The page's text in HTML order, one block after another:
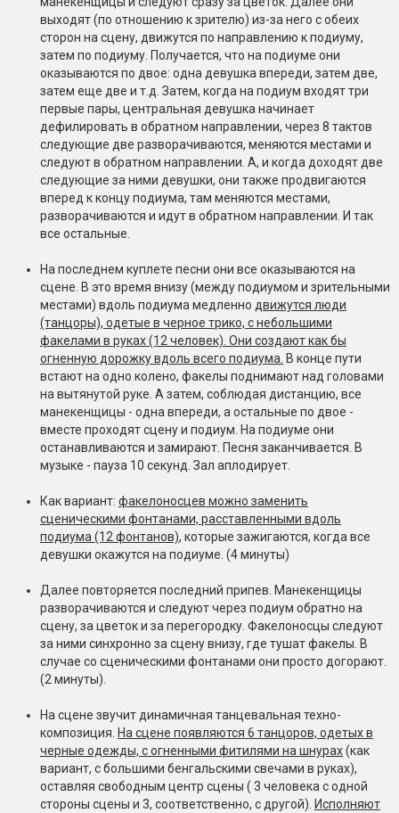
выходят (по отношению к зрителю) из-за него с обеих
сторон на сцену, движутся по направлению к подиуму,
затем по подиуму. Получается, что на подиуме они
оказываются по двое: одна девушка впереди, затем две,
затем еще две и т.д. Затем, когда на подиум входят три
первые пары, центральная девушка начинает
дефилировать в обратном направлении, через 8 тактов
следующие две разворачиваются, меняются местами и
следуют в обратном направлении. А, и когда доходят две
следующие за ними девушки, они также продвигаются
вперед к концу подиума, там меняются местами,
разворачиваются и идут в обратном направлении. И так
все остальные.
На последнем куплете песни они все оказываются на
сцене. В это время внизу (между подиумом и зрительными
местами) вдоль подиума медленно движутся люди
(танцоры), одетые в черное трико, с небольшими
факелами в руках (12 человек). Они создают как бы
огненную дорожку вдоль всего подиума. В конце пути
встают на одно колено, факелы поднимают над головами
на вытянутой руке. А затем, соблюдая дистанцию, все
манекенщицы - одна впереди, а остальные по двое -
вместе проходят сцену и подиум. На подиуме они
останавливаются и замирают. Песня заканчивается. В
музыке - пауза 10 секунд. Зал аплодирует.
Как вариант: факелоносцев можно заменить
сценическими фонтанами, расставленными вдоль
подиума (12 фонтанов), которые зажигаются, когда все
девушки окажутся на подиуме. (4 минуты)
Далее повторяется последний припев. Манекенщицы
разворачиваются и следуют через подиум обратно на
сцену, за цветок и за перегородку. Факелоносцы следуют
за ними синхронно за сцену внизу, где тушат факелы. В
случае со сценическими фонтанами они просто догорают.
(2 минуты).
На сцене звучит динамичная танцевальная техно-
композиция. На сцене появляются 6 танцоров, одетых в
черные одежды, с огненными фитилями на шнурах(как
вариант, с большими бенгальскими свечами в руках),
оставляя свободным центр сцены ( 3 человека с одной
стороны сцены и 3, соответственно, с другой). Исполняют